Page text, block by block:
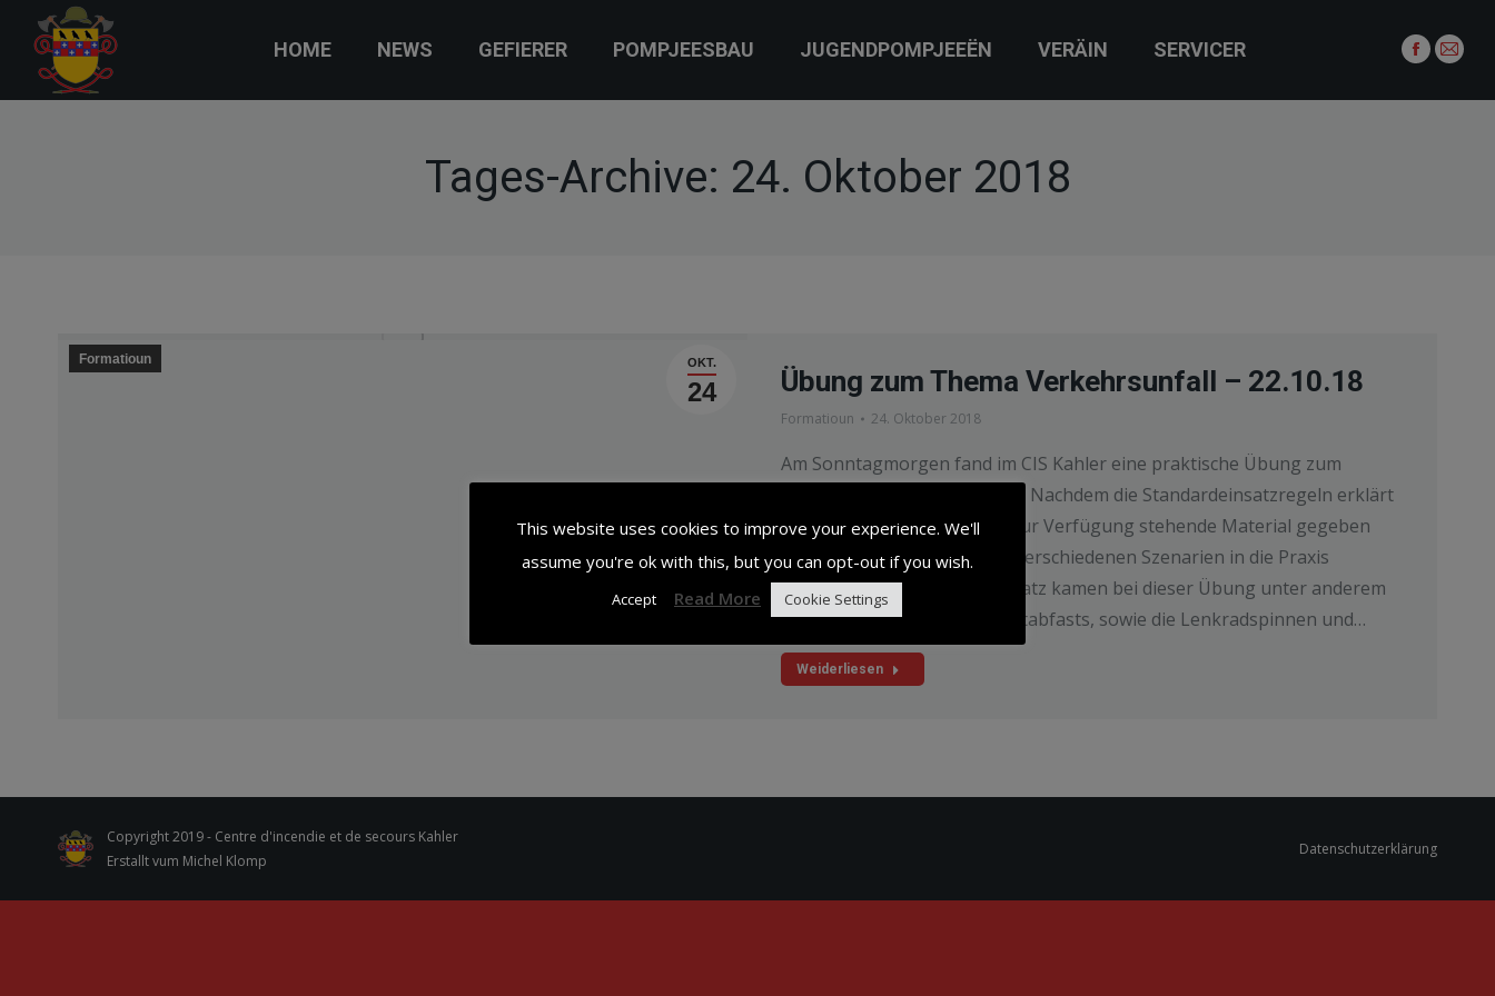
HOME NEWS GEFIERER POMPJEESBAU JUGENDPOMPJEEËN VERÄIN SERVICER
Facebook
E-
Tages-Archive: 24. Oktober 2018
OKT.
24
Formatioun
Übung zum Thema Verkehrsunfall – 22.10.18
Formatioun 24. Oktober 2018
Am Sonntagmorgen fand im CIS Kahler eine praktische Übung zum
Thema Verkehrsunfälle statt. Nachdem die Standardeinsatzregeln erklärt
und eine Einweisung in das zur Verfügung stehende Material gegeben
war, konnte das Gelernte in verschiedenen Szenarien in die Praxis
umgesetzt werden. Zum Einsatz kamen bei dieser Übung unter anderem
der Sichtschutz, StabPacks, Stabfasts, sowie die Lenkradspinnen und…
Weiderliesen
Copyright 2019 - Centre d'incendie et de secours Kahler
Erstallt vum Michel Klomp
Datenschutzerklärung
This website uses cookies to improve your experience. We'll
assume you're ok with this, but you can opt-out if you wish.
Accept Read More Cookie Settings